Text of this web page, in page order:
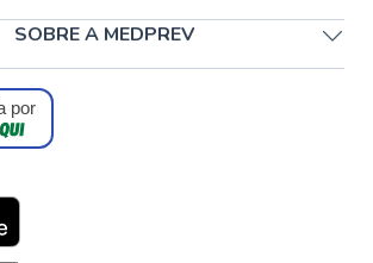
SOBRE A MEDPREV
por